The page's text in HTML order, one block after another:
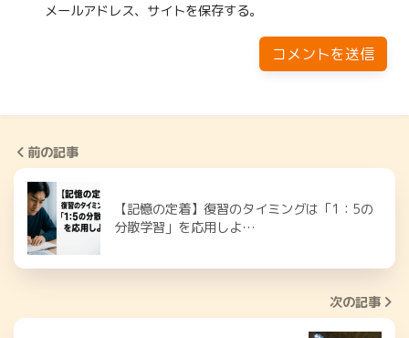
メールアドレス、サイトを保存する。
前の記事
【記憶の定着】復習のタイミングは「1：5の
分散学習」を応用しよ…
次の記事